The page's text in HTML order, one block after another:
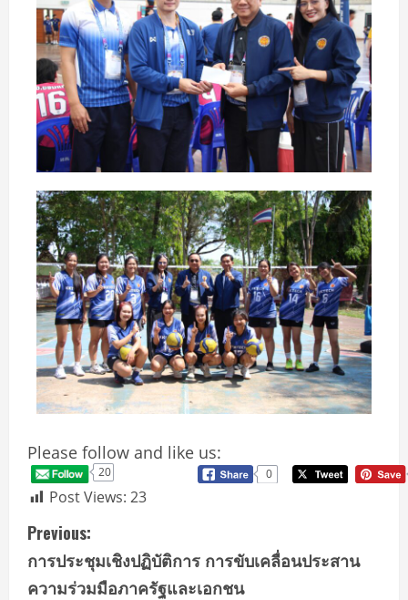
Please follow and like us:
20 0
Post Views: 23
Previous:
การประชุมเชิงปฏิบัติการ การขับเคลื่อนประสาน
ความร่วมมือภาครัฐและเอกชน